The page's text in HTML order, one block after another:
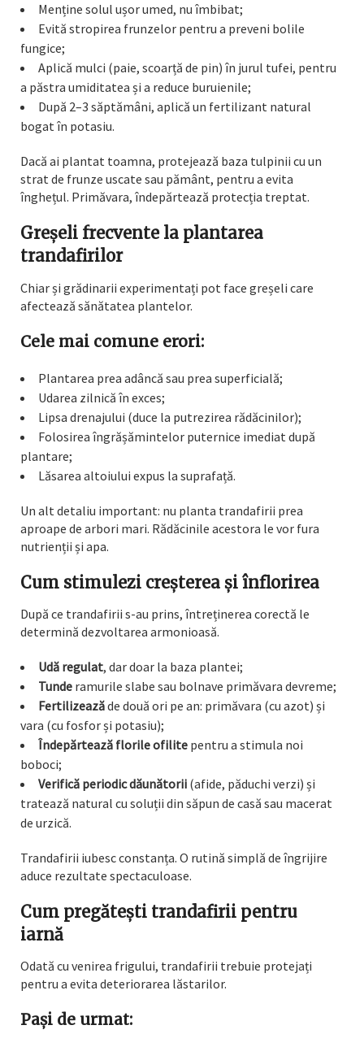
Menține solul ușor umed, nu îmbibat;
Evită stropirea frunzelor pentru a preveni bolile
fungice;
Aplică mulci (paie, scoarță de pin) în jurul tufei, pentru
a păstra umiditatea și a reduce buruienile;
După 2–3 săptămâni, aplică un fertilizant natural
bogat în potasiu.
Dacă ai plantat toamna, protejează baza tulpinii cu un
strat de frunze uscate sau pământ, pentru a evita
înghețul. Primăvara, îndepărtează protecția treptat.
Greșeli frecvente la plantarea
trandafirilor
Chiar și grădinarii experimentați pot face greșeli care
afectează sănătatea plantelor.
Cele mai comune erori:
Plantarea prea adâncă sau prea superficială;
Udarea zilnică în exces;
Lipsa drenajului (duce la putrezirea rădăcinilor);
Folosirea îngrășămintelor puternice imediat după
plantare;
Lăsarea altoiului expus la suprafață.
Un alt detaliu important: nu planta trandafirii prea
aproape de arbori mari. Rădăcinile acestora le vor fura
nutrienții și apa.
Cum stimulezi creșterea și înflorirea
După ce trandafirii s-au prins, întreținerea corectă le
determină dezvoltarea armonioasă.
Udă regulat, dar doar la baza plantei;
Tunde ramurile slabe sau bolnave primăvara devreme;
Fertilizeazăde două ori pe an: primăvara (cu azot) și
vara (cu fosfor și potasiu);
Îndepărtează florile ofilite pentru a stimula noi
boboci;
Verifică periodic dăunătorii (afide, păduchi verzi) și
tratează natural cu soluții din săpun de casă sau macerat
de urzică.
Trandafirii iubesc constanța. O rutină simplă de îngrijire
aduce rezultate spectaculoase.
Cum pregătești trandafirii pentru
iarnă
Odată cu venirea frigului, trandafirii trebuie protejați
pentru a evita deteriorarea lăstarilor.
Pași de urmat: